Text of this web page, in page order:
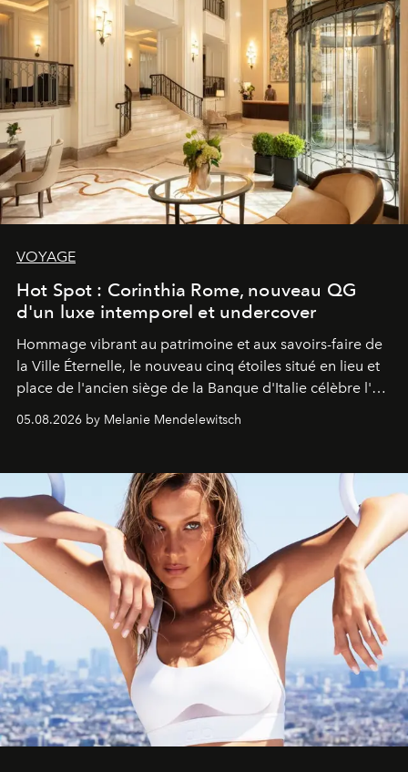
VOYAGE
Hot Spot : Corinthia Rome, nouveau QG
d'un luxe intemporel et undercover
Hommage vibrant au patrimoine et aux savoirs-faire de
la Ville Éternelle, le nouveau cinq étoiles situé en lieu et
place de l'ancien siège de la Banque d'Italie célèbre l'art
de vivre Romain dans toute son élégance intemporelle.
05.08.2026 by Melanie Mendelewitsch